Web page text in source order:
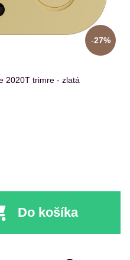
2020T trimre - zlatá
27%
Do košíka